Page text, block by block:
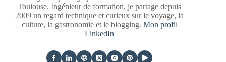
Toulouse. Ingénieur de formation, je partage depuis
2009 un regard technique et curieux sur le voyage, la
culture, la gastronomie et le blogging. Mon profil
LinkedIn